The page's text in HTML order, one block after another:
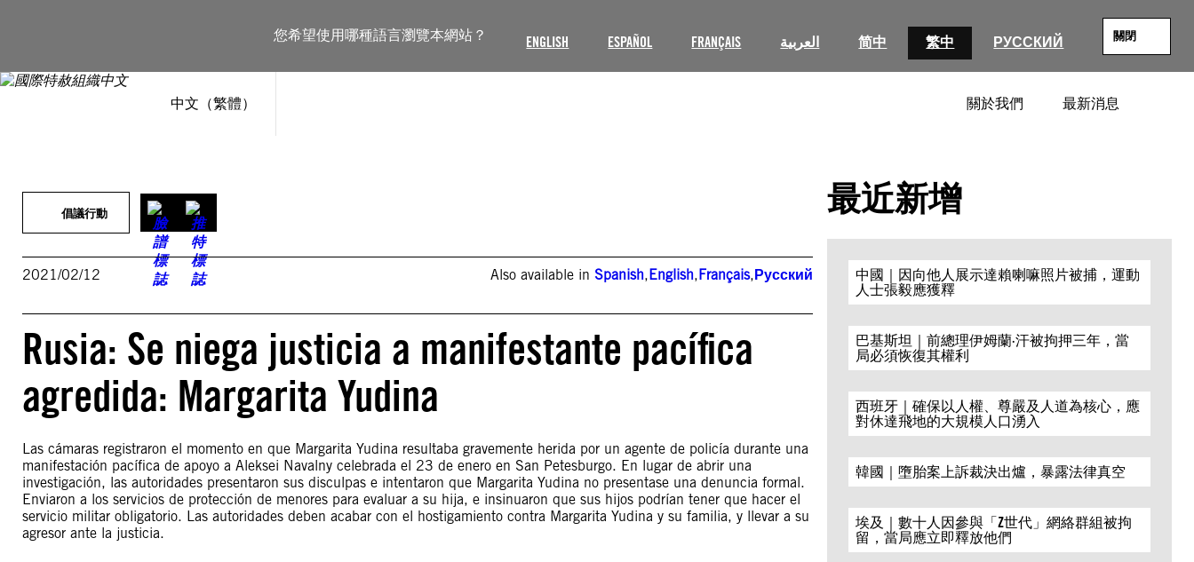
您希望使用哪種語言瀏覽本網站？ ENGLISH ESPAÑOL FRANÇAIS العربية 简中 繁中 РУССКИЙ 關閉
中文（繁體） 關於我們 最新消息
內
倡議行動
2021/02/12 Also available inSpanish,English,Français,Русский
Rusia: Se niega justicia a manifestante pacífica
agredida: Margarita Yudina
Las cámaras registraron el momento en que Margarita Yudina resultaba gravemente herida por un agente de policía durante una
manifestación pacífica de apoyo a Aleksei Navalny celebrada el 23 de enero en San Petesburgo. En lugar de abrir una
investigación, las autoridades presentaron sus disculpas e intentaron que Margarita Yudina no presentase una denuncia formal.
Enviaron a los servicios de protección de menores para evaluar a su hija, e insinuaron que sus hijos podrían tener que hacer el
servicio militar obligatorio. Las autoridades deben acabar con el hostigamiento contra Margarita Yudina y su familia, y llevar a su
agresor ante la justicia.
最近新增
中國｜因向他人展示達賴喇嘛照片被捕，運動
人士張毅應獲釋
巴基斯坦｜前總理伊姆蘭·汗被拘押三年，當
局必須恢復其權利
西班牙｜確保以人權、尊嚴及人道為核心，應
對休達飛地的大規模人口湧入
韓國｜墮胎案上訴裁決出爐，暴露法律真空
埃及｜數十人因參與「Z世代」網絡群組被拘
留，當局應立即釋放他們